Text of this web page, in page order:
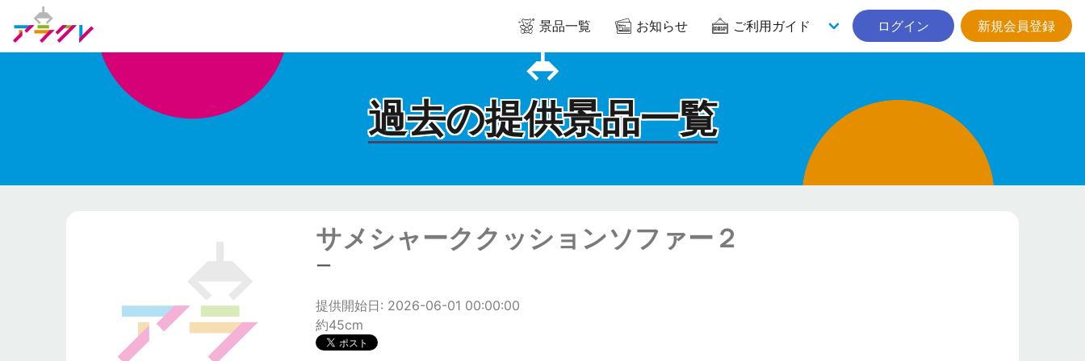
景品一覧 お知らせ ご利用ガイド ログイン 新規会員登録
過去の提供景品一覧
サメシャーククッションソファー２
ー
提供開始日: 2026-06-01 00:00:00
約45cm